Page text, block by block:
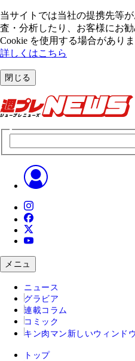
当サイトでは当社の提携先等
査・分析したり、お客様にお
Cookie を使⽤する場合がありま
詳しくはこちら
閉じる
メニュ
ニュース
グラビア
連載コラム
コミック
キン肉マン 新しいウィンド
トップ